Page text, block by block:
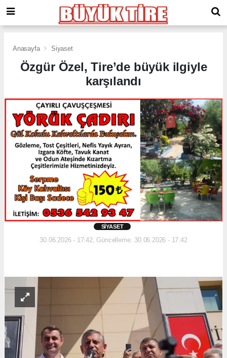
giriş
kingroyal
Anasayfa Siyaset
Özgür Özel, Tire’de büyük ilgiyle
karşılandı
SIYASET
30.06.2026 - 17:42, Güncelleme: 30.06.2026 - 17:42